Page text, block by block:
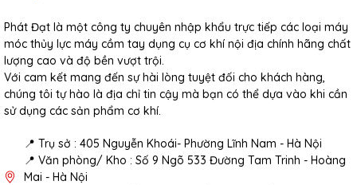
Phát Đạt là một công ty chuyên nhập khẩu trực tiếp các loại máy
móc thủy lực máy cầm tay dụng cụ cơ khí nội địa chính hãng chất
lượng cao và độ bền vượt trội.
Với cam kết mang đến sự hài lòng tuyệt đối cho khách hàng,
chúng tôi tự hào là địa chỉ tin cậy mà bạn có thể dựa vào khi cần
sử dụng các sản phẩm cơ khí.
📍 Trụ sở : 405 Nguyễn Khoái- Phường Lĩnh Nam - Hà Nội
📍 Văn phòng/ Kho : Số 9 Ngõ 533 Đường Tam Trinh - Hoàng
Mai - Hà Nội